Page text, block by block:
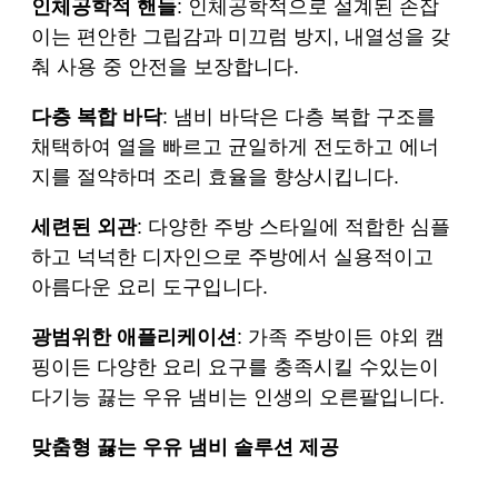
인체공학적 핸들: 인체공학적으로 설계된 손잡
이는 편안한 그립감과 미끄럼 방지, 내열성을 갖
춰 사용 중 안전을 보장합니다.
다층 복합 바닥: 냄비 바닥은 다층 복합 구조를
채택하여 열을 빠르고 균일하게 전도하고 에너
지를 절약하며 조리 효율을 향상시킵니다.
세련된 외관: 다양한 주방 스타일에 적합한 심플
하고 넉넉한 디자인으로 주방에서 실용적이고
아름다운 요리 도구입니다.
광범위한 애플리케이션: 가족 주방이든 야외 캠
핑이든 다양한 요리 요구를 충족시킬 수있는이
다기능 끓는 우유 냄비는 인생의 오른팔입니다.
맞춤형 끓는 우유 냄비 솔루션 제공